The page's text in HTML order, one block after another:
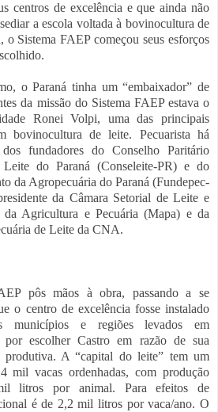
centros de excelência e que ainda não
a escola voltada à bovinocultura de
o Sistema FAEP começou seus esforços
o Paraná tinha um “embaixador” de
da missão do Sistema FAEP estava o
Ronei Volpi, uma das principais
bovinocultura de leite. Pecuarista há
fundadores do Conselho Paritário
Leite do Paraná (Conseleite-PR) e do
da Agropecuária do Paraná (Fundepec-
da Câmara Setorial de Leite e
Agricultura e Pecuária (Mapa) e da
de Leite da CNA.
pôs mãos à obra, passando a se
o centro de excelência fosse instalado
municípios e regiões levados em
por escolher Castro em razão de sua
produtiva. A “capital do leite” tem um
mil vacas ordenhadas, com produção
litros por animal. Para efeitos de
é de 2,2 mil litros por vaca/ano. O